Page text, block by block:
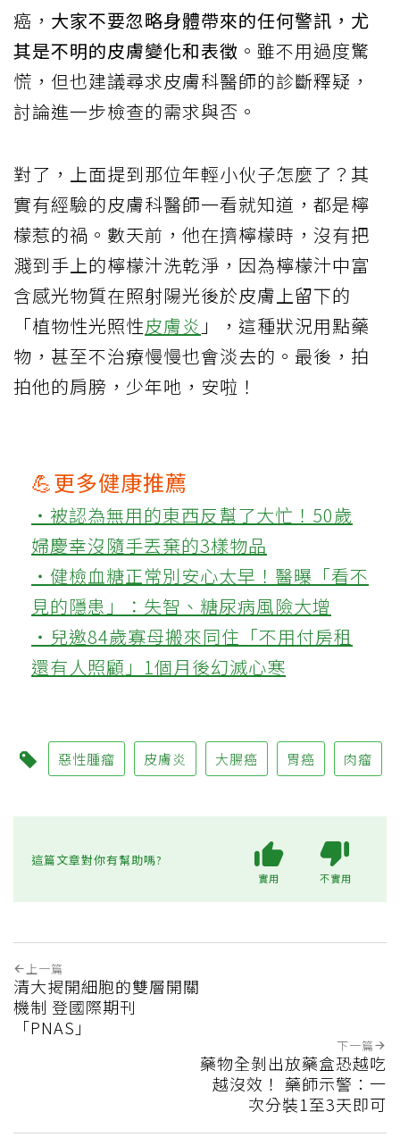
癌， 大家不要忽略身體帶來的任何警訊，尤
其是不明的皮膚變化和表徵 。雖不用過度驚
慌，但也建議尋求皮膚科醫師的診斷釋疑，
討論進一步檢查的需求與否。
對了，上面提到那位年輕小伙子怎麼了？其
實有經驗的皮膚科醫師一看就知道，都是檸
檬惹的禍。數天前，他在擠檸檬時，沒有把
濺到手上的檸檬汁洗乾淨，因為檸檬汁中富
含感光物質在照射陽光後於皮膚上留下的
「植物性光照性皮膚炎 」，這種狀況用點藥
物，甚至不治療慢慢也會淡去的。最後，拍
拍他的肩膀，少年吔，安啦！
💪更多健康推薦
‧被認為無用的東西反幫了大忙！50歲
婦慶幸沒隨手丟棄的3樣物品
‧健檢血糖正常別安心太早！醫曝「看不
見的隱患」：失智、糖尿病風險大增
‧兒邀84歲寡母搬來同住「不用付房租
還有人照顧」1個月後幻滅心寒
惡性腫瘤 皮膚炎 大腸癌 胃癌 肉瘤
這篇文章對你有幫助嗎?
實用 不實用
上一篇
清大揭開細胞的雙層開關
機制 登國際期刊
「PNAS」
下一篇
藥物全剝出放藥盒恐越吃
越沒效！ 藥師示警：一
次分裝1至3天即可